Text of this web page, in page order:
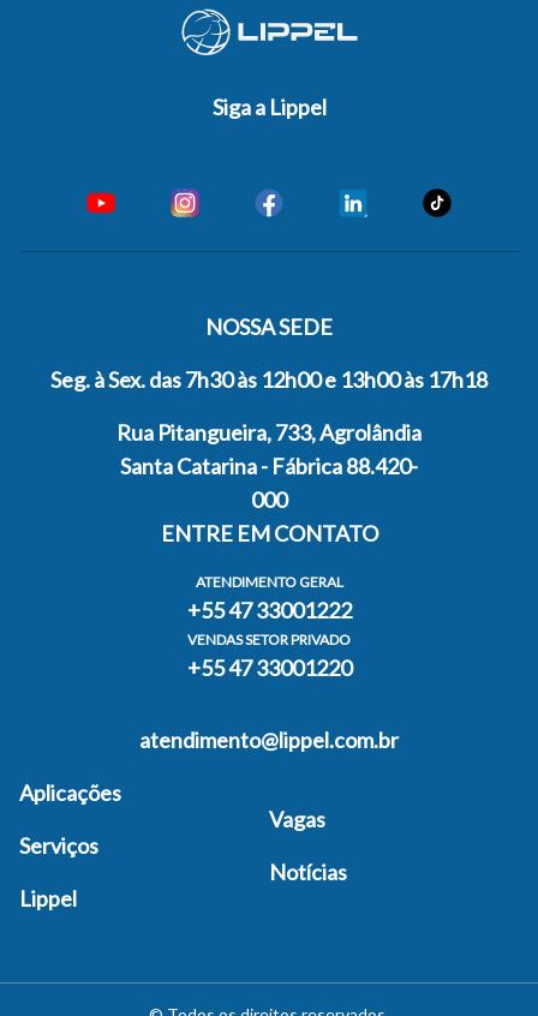
Siga a Lippel
NOSSA SEDE
Seg. à Sex. das 7h30 às 12h00 e 13h00 às 17h18
Rua Pitangueira, 733, Agrolândia
Santa Catarina - Fábrica 88.420-
000
ENTRE EM CONTATO
ATENDIMENTO GERAL
+55 47 33001222
VENDAS SETOR PRIVADO
+55 47 33001220
atendimento@lippel.com.br
Aplicações
Serviços
Lippel
Vagas
Notícias